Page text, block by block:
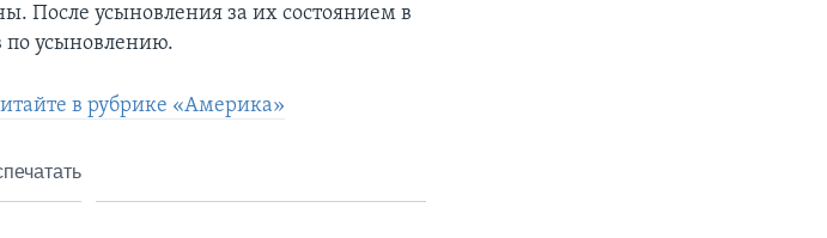
После усыновления за их состоянием в
по усыновлению.
в рубрике «Америка»